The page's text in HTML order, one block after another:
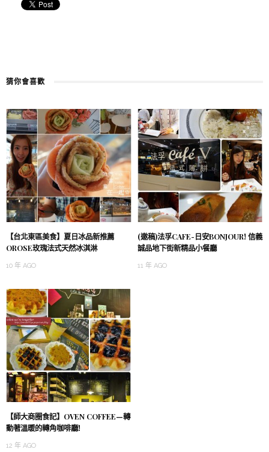
猜你會喜歡
【台北東區美食】夏日冰品新推薦
OROSE玫瑰法式天然冰淇淋
10 年 AGO
(邀稿)法孚CAFE-日安BONJOUR! 信義
誠品地下街新精品小餐廳
11 年 AGO
【師大商圈食記】OVEN COFFEE—轉
動著溫暖的轉角咖啡廳!
12 年 AGO